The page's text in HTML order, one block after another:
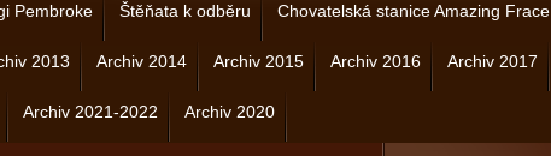
Pembroke Štěňata k odběru Chovatelská stanice Amazing Frace
2013 Archiv 2014 Archiv 2015 Archiv 2016 Archiv 2017
Archiv 2021-2022 Archiv 2020